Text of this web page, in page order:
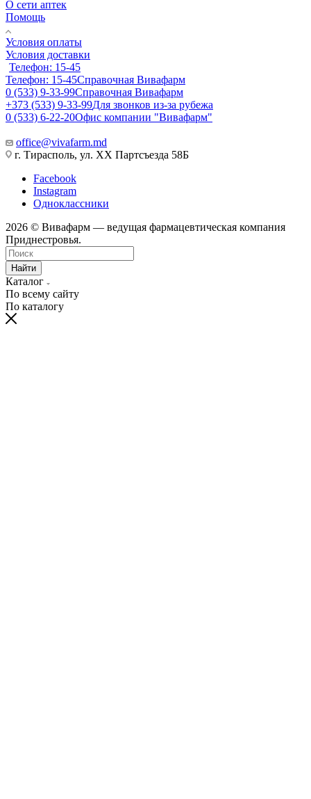
О сети аптек
Помощь
Условия оплаты
Условия доставки
Телефон: 15-45
Телефон: 15-45Справочная Вивафарм
0 (533) 9-33-99Справочная Вивафарм
+373 (533) 9-33-99Для звонков из-за рубежа
0 (533) 6-22-20Офис компании "Вивафарм"
office@vivafarm.md
г. Тирасполь, ул. ХХ Партсъезда 58Б
Facebook
Instagram
Одноклассники
2026 © Вивафарм — ведущая фармацевтическая компания
Приднестровья.
Найти
Каталог
По всему сайту
По каталогу